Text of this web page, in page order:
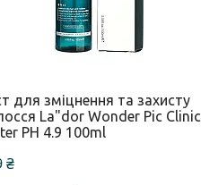
для зміцнення та захисту
La"dor Wonder Pic Clinic
PH 4.9 100ml
₴